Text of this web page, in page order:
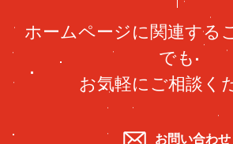
ホームページに関連する
でも
お気軽にご相談く
お問い合わせ